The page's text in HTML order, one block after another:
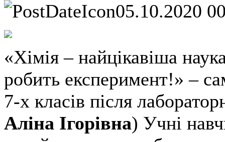
05.10.2020
«Хімія – найцікавіша
робить експеримент!» –
7-х класів після
Аліна Ігорівна) Учні